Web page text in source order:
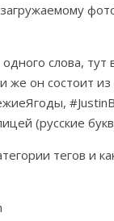
одного слова,
же он состоит
(русские
тегов и